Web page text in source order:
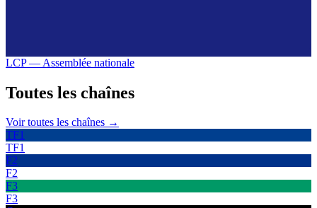
LCP — Assemblée nationale
Toutes les chaînes
Voir toutes les chaînes →
TF1
TF1
F2
F2
F3
F3